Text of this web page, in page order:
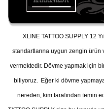
XLINE TATTOO SUPPLY 12
standartlarına uygun zengin
vermektedir. Dövme yapmak için
biliyoruz. Eğer ki dövme
nereden, kim tarafından temin